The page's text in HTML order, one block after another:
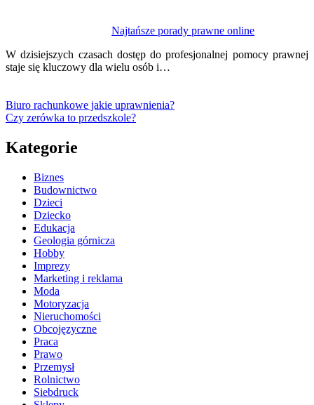
Najtańsze porady prawne online
W dzisiejszych czasach dostęp do profesjonalnej pomocy prawnej
staje się kluczowy dla wielu osób i…
Biuro rachunkowe jakie uprawnienia?
Czy zerówka to przedszkole?
Kategorie
Biznes
Budownictwo
Dzieci
Dziecko
Edukacja
Geologia górnicza
Hobby
Imprezy
Marketing i reklama
Moda
Motoryzacja
Nieruchomości
Obcojęzyczne
Praca
Prawo
Przemysł
Rolnictwo
Siebdruck